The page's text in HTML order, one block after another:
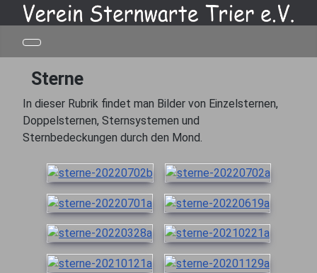
Sterne
In dieser Rubrik findet man Bilder von Einzelsternen,
Doppelsternen, Sternsystemen und
Sternbedeckungen durch den Mond.